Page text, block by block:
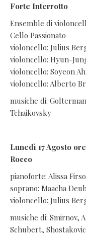
Forte Interrotto
Ensemble di
Cello Passionato
violoncello: Julius
violoncello: Hyun-
violoncello: Soyeon
violoncello: Alberto
musiche di:
Tchaikovsky
Lunedì 17 Agosto
Rocco
pianoforte: Alissa
soprano: Maacha
violoncello: Julius
musiche di: Smirnov,
Schubert,